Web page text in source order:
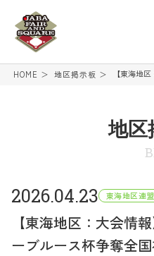
HOME 地区掲示板 【東海地
地区
2026.04.23 東海地区連盟
【東海地区：大会情
ーブルース杯争奪全